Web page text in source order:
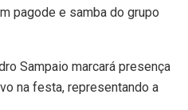
pagode e samba do grupo
Sampaio marcará presença
na festa, representando a